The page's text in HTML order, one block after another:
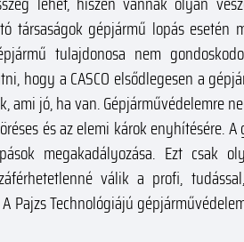
társaságok gépjármű lopás esetén
tulajdonosa nem
hogy a CASCO elsődlegesen a
ami jó, ha van. Gépjárművédelemre
és az elemi károk enyhítésére.
megakadályozása. Ezt csak
válik a profi,
Pajzs Technológiájú